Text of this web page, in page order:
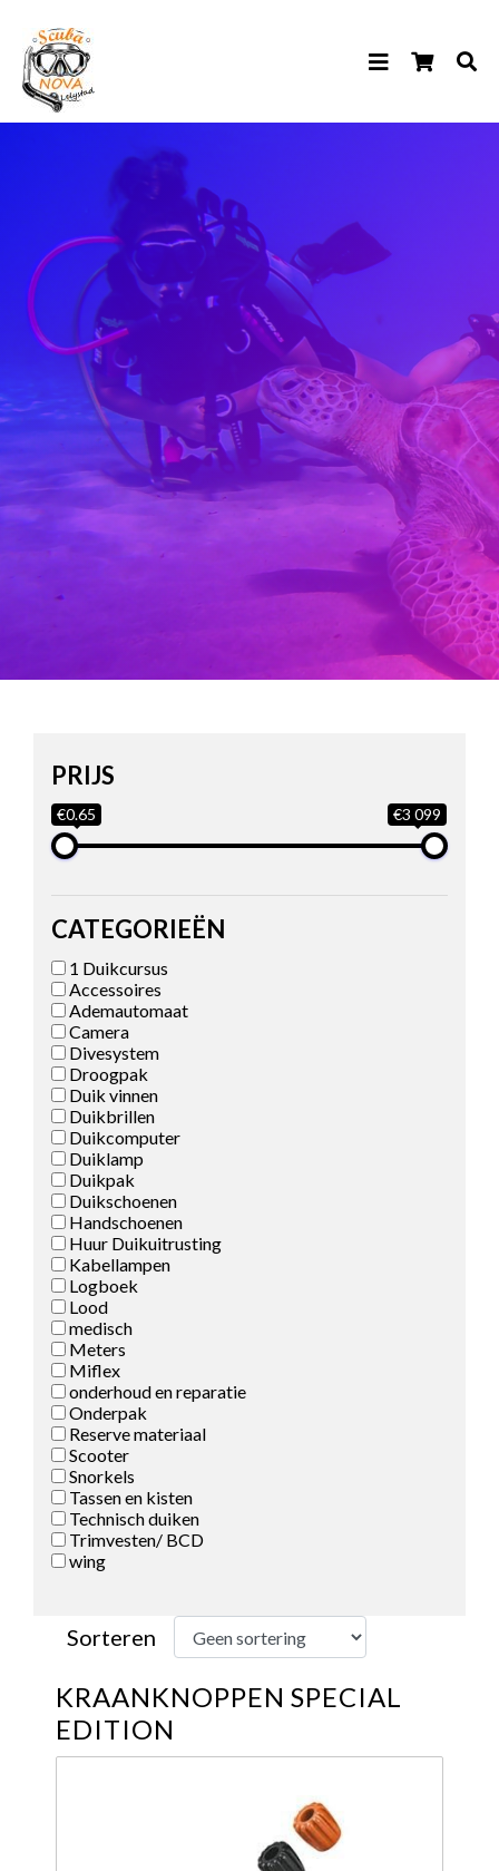
PRIJS
€0.65 €3 099
CATEGORIEËN
1 Duikcursus
Accessoires
Ademautomaat
Camera
Divesystem
Droogpak
Duik vinnen
Duikbrillen
Duikcomputer
Duiklamp
Duikpak
Duikschoenen
Handschoenen
Huur Duikuitrusting
Kabellampen
Logboek
Lood
medisch
Meters
Miflex
onderhoud en reparatie
Onderpak
Reserve materiaal
Scooter
Snorkels
Tassen en kisten
Technisch duiken
Trimvesten/ BCD
wing
Sorteren
KRAANKNOPPEN SPECIAL
EDITION